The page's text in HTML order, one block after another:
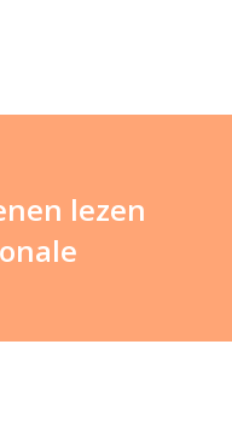
lezen